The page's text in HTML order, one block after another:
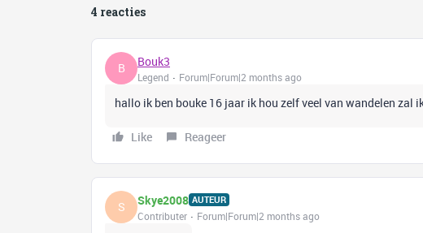
4 reacties
B Bouk3
Legend Forum|Forum|2 months ago
hallo ik ben bouke 16 jaar ik hou zelf veel van wandelen zal
Like Reageer
S Skye2008 AUTEUR
Contributer Forum|Forum|2 months ago